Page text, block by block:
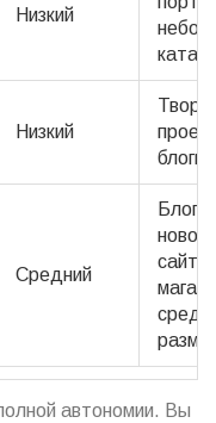
Низкий
Низкий
блоги
Средний
Блоги,
сайты,
автономии. Вы